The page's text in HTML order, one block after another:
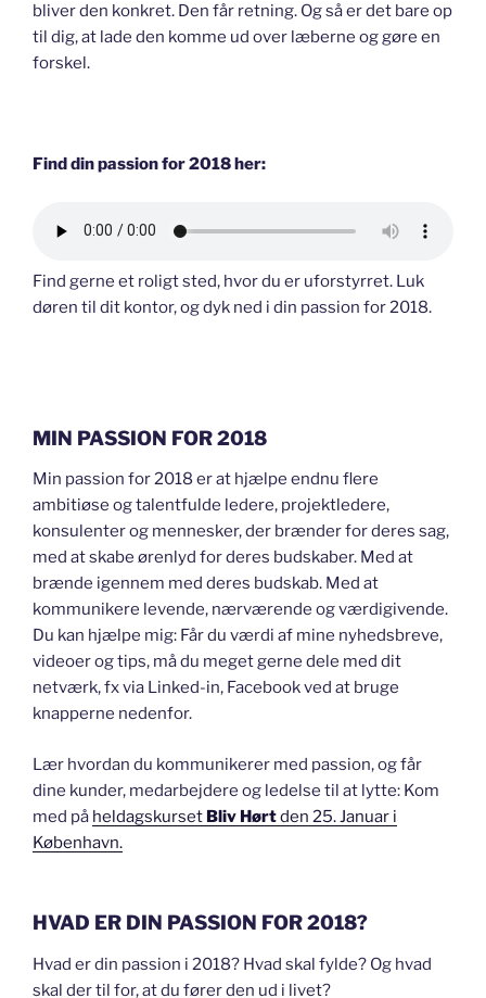
bliver den konkret. Den får retning. Og så er det bare op
til dig, at lade den komme ud over læberne og gøre en
forskel.
Find din passion for 2018 her:
Find gerne et roligt sted, hvor du er uforstyrret. Luk
døren til dit kontor, og dyk ned i din passion for 2018.
MIN PASSION FOR 2018
Min passion for 2018 er at hjælpe endnu flere
ambitiøse og talentfulde ledere, projektledere,
konsulenter og mennesker, der brænder for deres sag,
med at skabe ørenlyd for deres budskaber. Med at
brænde igennem med deres budskab. Med at
kommunikere levende, nærværende og værdigivende.
Du kan hjælpe mig: Får du værdi af mine nyhedsbreve,
videoer og tips, må du meget gerne dele med dit
netværk, fx via Linked-in, Facebook ved at bruge
knapperne nedenfor.
Lær hvordan du kommunikerer med passion, og får
dine kunder, medarbejdere og ledelse til at lytte: Kom
med på heldagskurset Bliv Hørtden 25. Januar i
København.
HVAD ER DIN PASSION FOR 2018?
Hvad er din passion i 2018? Hvad skal fylde? Og hvad
skal der til for, at du fører den ud i livet?